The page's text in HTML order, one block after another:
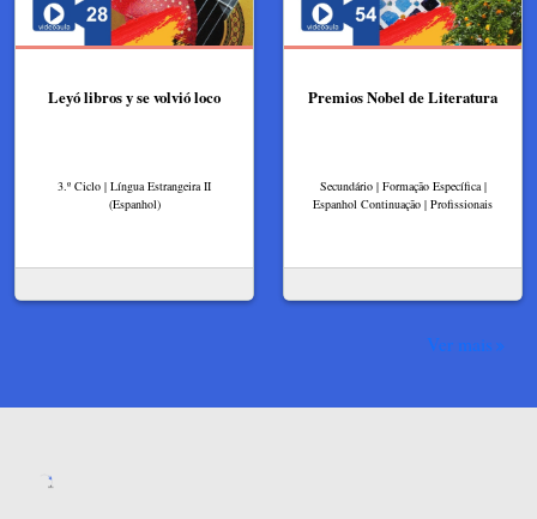
Leyó libros y se volvió loco
3.º Ciclo | Língua Estrangeira II
(Espanhol)
Premios Nobel de Literatura
Secundário | Formação Específica |
Espanhol Continuação | Profissionais
Ver mais